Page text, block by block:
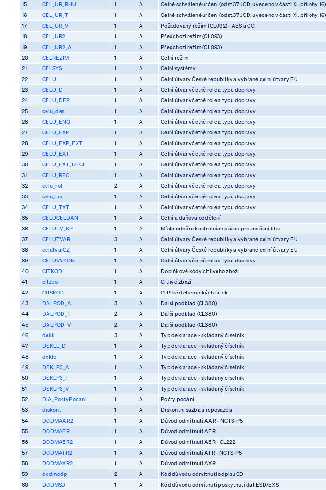
15
CEL_UR_RHU 1 A Celně schválené určení (odst.37 JCD; uvedeno v části XI. přílohy 16)
16
CEL_UR_T 1 A Celně schválené určení (odst.37 JCD; uvedeno v části XI. přílohy 16)
17
CEL_UR_V 1 A Požadovaný režim (CL092) - AES a CCI
18
CEL_UR2 1 A Předchozí režim (CL093)
19
CEL_UR2_A 1 A Předchozí režim (CL093)
20
CELREZIM 1 A Celní režim
21
CELSYS 1 A Celní systémy
22
CELU 1 A Celní útvary České republiky a vybrané celní útvary EU
23
CELU_D 1 A Celní útvar včetně role a typu dopravy
24
CELU_DEP 1 A Celní útvar včetně role a typu dopravy
25
celu_des 1 A Celní útvar včetně role a typu dopravy
26
CELU_ENQ 1 A Celní útvar včetně role a typu dopravy
27
CELU_EXP 1 A Celní útvar včetně role a typu dopravy
28
CELU_EXP_EXT 1 A Celní útvar včetně role a typu dopravy
29
CELU_EXT 1 A Celní útvar včetně role a typu dopravy
30
CELU_EXT_DECL 1 A Celní útvar včetně role a typu dopravy
31
CELU_REC 1 A Celní útvar včetně role a typu dopravy
32
celu_rol 2 A Celní útvar včetně role a typu dopravy
33
celu_tra 1 A Celní útvar včetně role a typu dopravy
34
CELU_TXT 1 A Celní útvar včetně role a typu dopravy
35
CELUCELDAN 1 A Celní a daňová oddělení
36
CELUTV_KP 1 A Místo odběru kontrolních pásek pro značení lihu
37
CELUTVAR 3 A Celní útvary České republiky a vybrané celní útvary EU
38
celutvarCZ 1 A Celní útvary České republiky a vybrané celní útvary EU
39
CELUVYKON 1 A Celní útvar včetně role a typu dopravy
40
CITKOD 1 A Doplňkové kódy citlivého zboží
41
citzbo 1 A Citlivé zboží
42
CUSKOD 1 A CUS kód chemických látek
43
DALPOD_A 3 A Další podklad (CL380)
44
DALPOD_T 2 A Další podklad (CL380)
45
DALPOD_V 2 A Další podklad (CL380)
46
dekll 3 A Typ deklarace - skládaný číselník
47
DEKLL_D 1 A Typ deklarace - skládaný číselník
48
deklp 1 A Typ deklarace - skládaný číselník
49
DEKLP3_A 1 A Typ deklarace - skládaný číselník
50
DEKLP3_T 1 A Typ deklarace - skládaný číselník
51
DEKLP3_V 1 A Typ deklarace - skládaný číselník
52
DIA_PoctyPodani 1 A Počty podání
53
diskont 1 A Diskontní sazba a reposazba
54
DODMAAR2 1 A Důvod odmítnutí AAR - NCTS-P5
55
DODMAER 1 A Důvod odmítnutí AER
56
DODMAER2 1 A Důvod odmítnutí AER - CL222
57
DODMATR2 1 A Důvod odmítnutí ATR - NCTS-P5
58
DODMAXR2 1 A Důvod odmítnutí AXR
59
dodmodp 2 A Kód důvodu odmítnutí odpisu SD
60
DODMSD 1 A Kód důvodu odmítnutí poskytnutí dat ESD/EXS